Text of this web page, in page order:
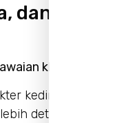
dan
khusus
kedinasan
detail,